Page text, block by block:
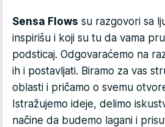
Sensa Flows su razgovori sa
inspirišu i koji su tu da vama
podsticaj. Odgovaraćemo na
ih i postavljati. Biramo za vas
oblasti i pričamo o svemu
Istražujemo ideje, delimo
načine da budemo lagani i